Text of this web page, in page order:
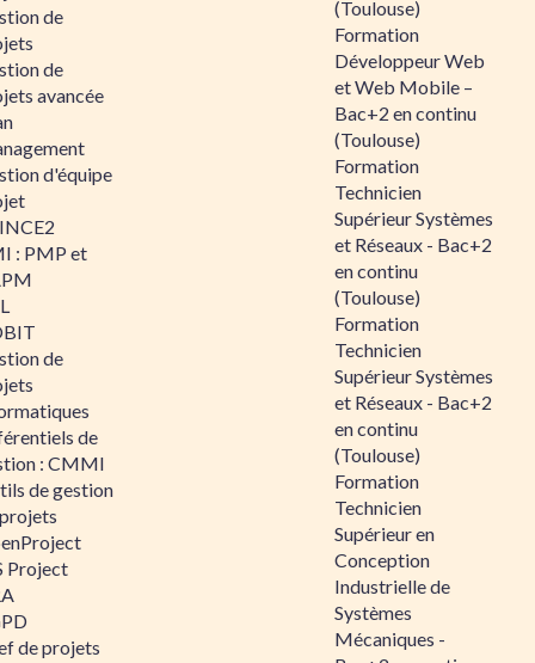
de
de
avancée
d'équipe
: PMP et
de
de
: CMMI
de gestion
Project
de projets
(Toulouse)
Formation
Développeur Web
et Web Mobile –
Bac+2 en continu
(Toulouse)
Formation
Technicien
Supérieur Systèmes
et Réseaux - Bac+2
en continu
(Toulouse)
Formation
Technicien
Supérieur Systèmes
et Réseaux - Bac+2
en continu
(Toulouse)
Formation
Technicien
Supérieur en
Conception
Industrielle de
Systèmes
Mécaniques -